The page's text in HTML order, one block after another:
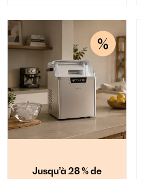
Jusqu’à 28 % de